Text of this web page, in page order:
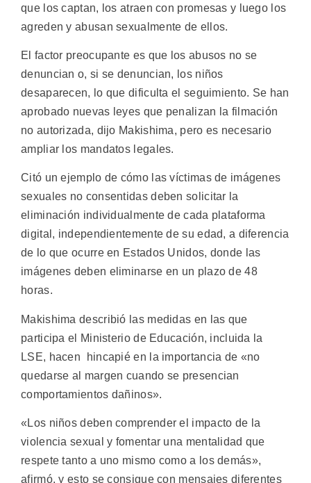
que los captan, los atraen con promesas y luego los
agreden y abusan sexualmente de ellos.
El factor preocupante es que los abusos no se
denuncian o, si se denuncian, los niños
desaparecen, lo que dificulta el seguimiento. Se han
aprobado nuevas leyes que penalizan la filmación
no autorizada, dijo Makishima, pero es necesario
ampliar los mandatos legales.
Citó un ejemplo de cómo las víctimas de imágenes
sexuales no consentidas deben solicitar la
eliminación individualmente de cada plataforma
digital, independientemente de su edad, a diferencia
de lo que ocurre en Estados Unidos, donde las
imágenes deben eliminarse en un plazo de 48
horas.
Makishima describió las medidas en las que
participa el Ministerio de Educación, incluida la
LSE, hacen hincapié en la importancia de «no
quedarse al margen cuando se presencian
comportamientos dañinos».
«Los niños deben comprender el impacto de la
violencia sexual y fomentar una mentalidad que
respete tanto a uno mismo como a los demás»,
afirmó, y esto se consigue con mensajes diferentes